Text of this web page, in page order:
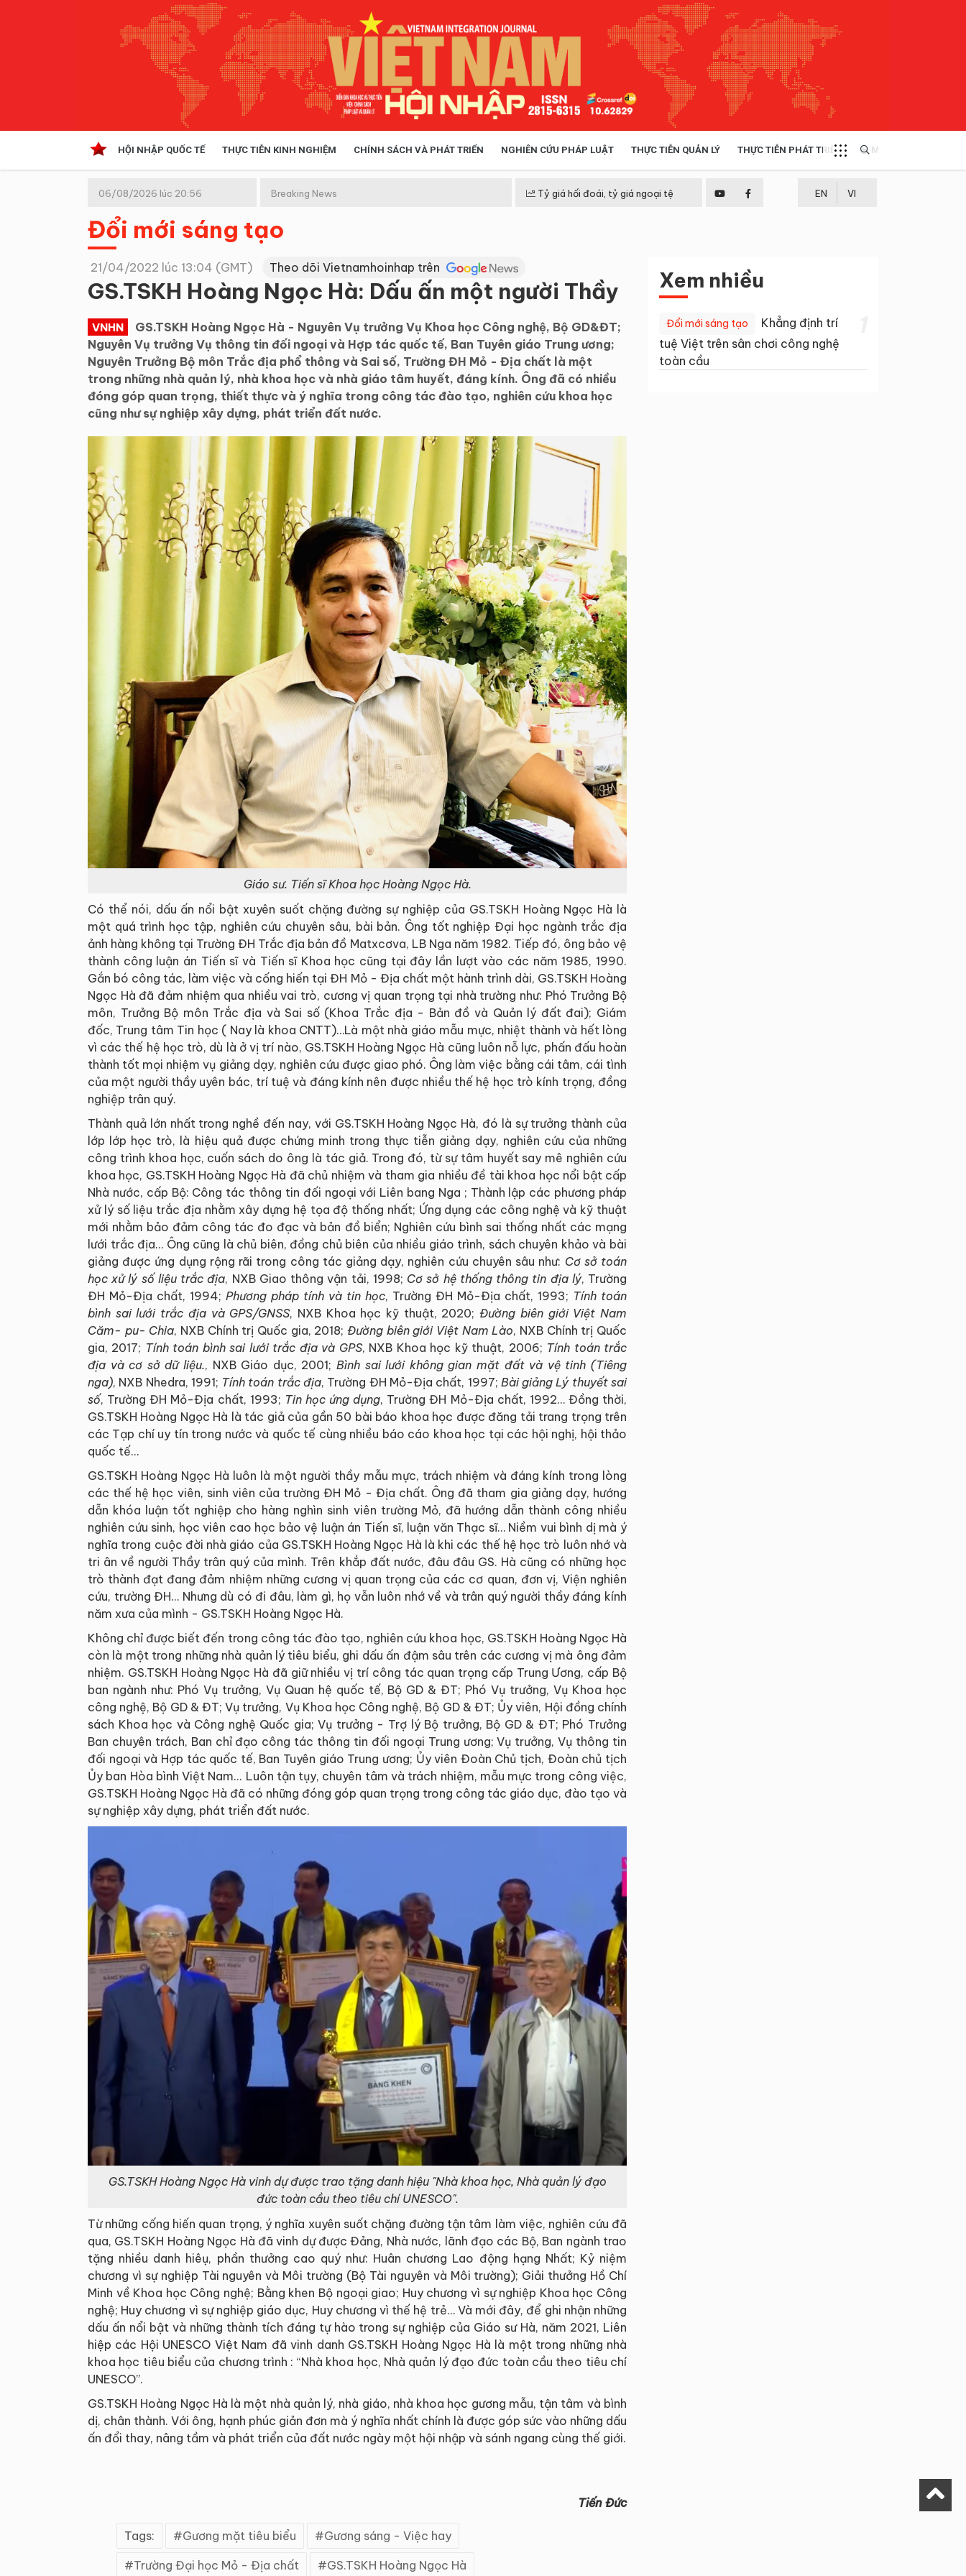
HỘI NHẬP QUỐC TẾ THỰC TIỄN KINH NGHIỆM CHÍNH SÁCH VÀ PHÁT TRIỂN NGHIÊN CỨU PHÁP LUẬT THỰC TIỄN QUẢN LÝ THỰC TIỄN PHÁT TRIỂN MULTIMEDIA
Kinh tế hội nhập
Doanh nghiệp
06/08/2026 lúc 20:56
(GMT+7)
Breaking News Tỷ giá hối đoái, tỷ giá ngoại tệ EN VI
Đổi mới sáng tạo
21/04/2022 lúc 13:04 (GMT) Theo dõi Vietnamhoinhap trên
GS.TSKH Hoàng Ngọc Hà: Dấu ấn một người Thầy
VNHN
GS.TSKH Hoàng Ngọc Hà - Nguyên Vụ trưởng Vụ Khoa học Công nghệ, Bộ GD&ĐT;
Nguyên Vụ trưởng Vụ thông tin đối ngoại và Hợp tác quốc tế, Ban Tuyên giáo Trung ương;
Nguyên Trưởng Bộ môn Trắc địa phổ thông và Sai số, Trường ĐH Mỏ - Địa chất là một
trong những nhà quản lý, nhà khoa học và nhà giáo tâm huyết, đáng kính. Ông đã có nhiều
đóng góp quan trọng, thiết thực và ý nghĩa trong công tác đào tạo, nghiên cứu khoa học
cũng như sự nghiệp xây dựng, phát triển đất nước.
Giáo sư. Tiến sĩ Khoa học Hoàng Ngọc Hà.
Có thể nói, dấu ấn nổi bật xuyên suốt chặng đường sự nghiệp của GS.TSKH Hoàng Ngọc Hà là
một quá trình học tập, nghiên cứu chuyên sâu, bài bản. Ông tốt nghiệp Đại học ngành trắc địa
ảnh hàng không tại Trường ĐH Trắc địa bản đồ Matxcơva, LB Nga năm 1982. Tiếp đó, ông bảo vệ
thành công luận án Tiến sĩ và Tiến sĩ Khoa học cũng tại đây lần lượt vào các năm 1985, 1990.
Gắn bó công tác, làm việc và cống hiến tại ĐH Mỏ - Địa chất một hành trình dài, GS.TSKH Hoàng
Ngọc Hà đã đảm nhiệm qua nhiều vai trò, cương vị quan trọng tại nhà trường như: Phó Trưởng Bộ
môn, Trưởng Bộ môn Trắc địa và Sai số (Khoa Trắc địa - Bản đồ và Quản lý đất đai); Giám
đốc, Trung tâm Tin học ( Nay là khoa CNTT)…Là một nhà giáo mẫu mực, nhiệt thành và hết lòng
vì các thế hệ học trò, dù là ở vị trí nào, GS.TSKH Hoàng Ngọc Hà cũng luôn nỗ lực, phấn đấu hoàn
thành tốt mọi nhiệm vụ giảng dạy, nghiên cứu được giao phó. Ông làm việc bằng cái tâm, cái tình
của một người thầy uyên bác, trí tuệ và đáng kính nên được nhiều thế hệ học trò kính trọng, đồng
nghiệp trân quý.
Thành quả lớn nhất trong nghề đến nay, với GS.TSKH Hoàng Ngọc Hà, đó là sự trưởng thành của
lớp lớp học trò, là hiệu quả được chứng minh trong thực tiễn giảng dạy, nghiên cứu của những
công trình khoa học, cuốn sách do ông là tác giả. Trong đó, từ sự tâm huyết say mê nghiên cứu
khoa học, GS.TSKH Hoàng Ngọc Hà đã chủ nhiệm và tham gia nhiều đề tài khoa học nổi bật cấp
Nhà nước, cấp Bộ: Công tác thông tin đối ngoại với Liên bang Nga ; Thành lập các phương pháp
xử lý số liệu trắc địa nhằm xây dựng hệ tọa độ thống nhất; Ứng dụng các công nghệ và kỹ thuật
mới nhằm bảo đảm công tác đo đạc và bản đồ biển; Nghiên cứu bình sai thống nhất các mạng
lưới trắc địa… Ông cũng là chủ biên, đồng chủ biên của nhiều giáo trình, sách chuyên khảo và bài
giảng được ứng dụng rộng rãi trong công tác giảng dạy, nghiên cứu chuyên sâu như: Cơ sở toán
học xử lý số liệu trắc địa, NXB Giao thông vận tải, 1998; Cơ sở hệ thống thông tin địa lý, Trường
ĐH Mỏ-Địa chất, 1994; Phương pháp tính và tin học, Trường ĐH Mỏ-Địa chất, 1993; Tính toán
bình sai lưới trắc địa và GPS/GNSS, NXB Khoa học kỹ thuật, 2020;Đường biên giới Việt Nam
Căm- pu- Chia, NXB Chính trị Quốc gia, 2018;Đường biên giới Việt Nam Lào, NXB Chính trị Quốc
gia, 2017; Tính toán bình sai lưới trắc địa và GPS, NXB Khoa học kỹ thuật, 2006; Tính toán trắc
địa và cơ sở dữ liệu., NXB Giáo dục, 2001; Bình sai lưới không gian mặt đất và vệ tinh (Tiêng
nga), NXB Nhedra, 1991; Tính toán trắc địa, Trường ĐH Mỏ-Địa chất, 1997; Bài giảng Lý thuyết sai
số, Trường ĐH Mỏ-Địa chất, 1993; Tin học ứng dụng, Trường ĐH Mỏ-Địa chất, 1992… Đồng thời,
GS.TSKH Hoàng Ngọc Hà là tác giả của gần 50 bài báo khoa học được đăng tải trang trọng trên
các Tạp chí uy tín trong nước và quốc tế cùng nhiều báo cáo khoa học tại các hội nghị, hội thảo
quốc tế…
GS.TSKH Hoàng Ngọc Hà luôn là một người thầy mẫu mực, trách nhiệm và đáng kính trong lòng
các thế hệ học viên, sinh viên của trường ĐH Mỏ - Địa chất. Ông đã tham gia giảng dạy, hướng
dẫn khóa luận tốt nghiệp cho hàng nghìn sinh viên trường Mỏ, đã hướng dẫn thành công nhiều
nghiên cứu sinh, học viên cao học bảo vệ luận án Tiến sĩ, luận văn Thạc sĩ… Niềm vui bình dị mà ý
nghĩa trong cuộc đời nhà giáo của GS.TSKH Hoàng Ngọc Hà là khi các thế hệ học trò luôn nhớ và
tri ân về người Thầy trân quý của mình. Trên khắp đất nước, đâu đâu GS. Hà cũng có những học
trò thành đạt đang đảm nhiệm những cương vị quan trọng của các cơ quan, đơn vị, Viện nghiên
cứu, trường ĐH… Nhưng dù có đi đâu, làm gì, họ vẫn luôn nhớ về và trân quý người thầy đáng kính
năm xưa của mình - GS.TSKH Hoàng Ngọc Hà.
Không chỉ được biết đến trong công tác đào tạo, nghiên cứu khoa học, GS.TSKH Hoàng Ngọc Hà
còn là một trong những nhà quản lý tiêu biểu, ghi dấu ấn đậm sâu trên các cương vị mà ông đảm
nhiệm. GS.TSKH Hoàng Ngọc Hà đã giữ nhiều vị trí công tác quan trọng cấp Trung Ương, cấp Bộ
ban ngành như: Phó Vụ trưởng, Vụ Quan hệ quốc tế, Bộ GD & ĐT; Phó Vụ trưởng, Vụ Khoa học
công nghệ, Bộ GD & ĐT; Vụ trưởng, Vụ Khoa học Công nghệ, Bộ GD & ĐT; Ủy viên, Hội đồng chính
sách Khoa học và Công nghệ Quốc gia; Vụ trưởng - Trợ lý Bộ trưởng, Bộ GD & ĐT; Phó Trưởng
Ban chuyên trách, Ban chỉ đạo công tác thông tin đối ngoại Trung ương; Vụ trưởng, Vụ thông tin
đối ngoại và Hợp tác quốc tế, Ban Tuyên giáo Trung ương; Ủy viên Đoàn Chủ tịch, Đoàn chủ tịch
Ủy ban Hòa bình Việt Nam... Luôn tận tụy, chuyên tâm và trách nhiệm, mẫu mực trong công việc,
GS.TSKH Hoàng Ngọc Hà đã có những đóng góp quan trọng trong công tác giáo dục, đào tạo và
sự nghiệp xây dựng, phát triển đất nước.
GS.TSKH Hoàng Ngọc Hà vinh dự được trao tặng danh hiệu "Nhà khoa học, Nhà quản lý đạo
đức toàn cầu theo tiêu chí UNESCO".
Từ những cống hiến quan trọng, ý nghĩa xuyên suốt chặng đường tận tâm làm việc, nghiên cứu đã
qua, GS.TSKH Hoàng Ngọc Hà đã vinh dự được Đảng, Nhà nước, lãnh đạo các Bộ, Ban ngành trao
tặng nhiều danh hiêụ, phần thưởng cao quý như: Huân chương Lao động hạng Nhất; Kỷ niệm
chương vì sự nghiệp Tài nguyên và Môi trường (Bộ Tài nguyên và Môi trường); Giải thưởng Hồ Chí
Minh về Khoa học Công nghệ; Bằng khen Bộ ngoại giao; Huy chương vì sự nghiệp Khoa học Công
nghệ; Huy chương vì sự nghiệp giáo dục, Huy chương vì thế hệ trẻ… Và mới đây, để ghi nhận những
dấu ấn nổi bật và những thành tích đáng tự hào trong sự nghiệp của Giáo sư Hà, năm 2021, Liên
hiệp các Hội UNESCO Việt Nam đã vinh danh GS.TSKH Hoàng Ngọc Hà là một trong những nhà
khoa học tiêu biểu của chương trình : “Nhà khoa học, Nhà quản lý đạo đức toàn cầu theo tiêu chí
UNESCO”.
GS.TSKH Hoàng Ngọc Hà là một nhà quản lý, nhà giáo, nhà khoa học gương mẫu, tận tâm và bình
dị, chân thành. Với ông, hạnh phúc giản đơn mà ý nghĩa nhất chính là được góp sức vào những dấu
ấn đổi thay, nâng tầm và phát triển của đất nước ngày một hội nhập và sánh ngang cùng thế giới.
Tiến Đức
Tags: Gương mặt tiêu biểu Gương sáng - Việc hay
Trường Đại học Mỏ - Địa chất GS.TSKH Hoàng Ngọc Hà
Xem nhiều
Đổi mới sáng tạo
Khẳng định trí
tuệ Việt trên sân chơi công nghệ
toàn cầu